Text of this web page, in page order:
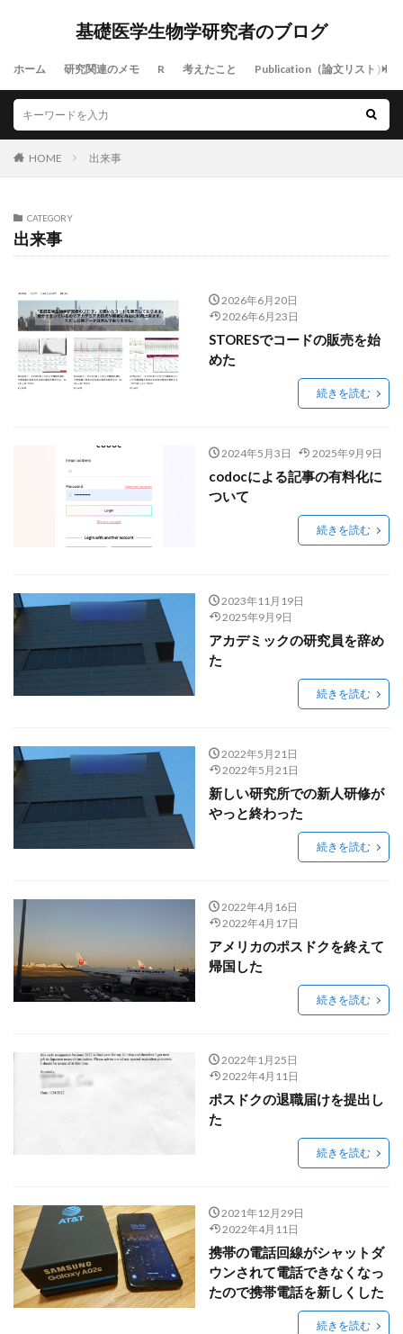
基礎医学生物学研究者のブログ
ホーム 研究関連のメモ R 考えたこと Publication（論文リスト）
HOME 出来事
CATEGORY
出来事
2026年6月20日
2026年6月23日
STORESでコードの販売を始
めた
続きを読む
2024年5月3日 2025年9月9日
codocによる記事の有料化に
ついて
続きを読む
2023年11月19日
2025年9月9日
アカデミックの研究員を辞め
た
続きを読む
2022年5月21日
2022年5月21日
新しい研究所での新人研修が
やっと終わった
続きを読む
2022年4月16日
2022年4月17日
アメリカのポスドクを終えて
帰国した
続きを読む
2022年1月25日
2022年4月11日
ポスドクの退職届けを提出し
た
続きを読む
2021年12月29日
2022年4月11日
携帯の電話回線がシャットダ
ウンされて電話できなくなっ
たので携帯電話を新しくした
続きを読む